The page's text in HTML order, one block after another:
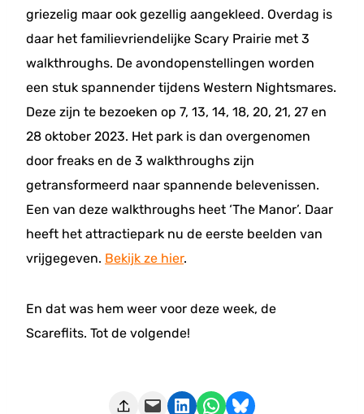
griezelig maar ook gezellig aangekleed. Overdag is
daar het familievriendelijke Scary Prairie met 3
walkthroughs. De avondopenstellingen worden
een stuk spannender tijdens Western Nightsmares.
Deze zijn te bezoeken op 7, 13, 14, 18, 20, 21, 27 en
28 oktober 2023. Het park is dan overgenomen
door freaks en de 3 walkthroughs zijn
getransformeerd naar spannende belevenissen.
Een van deze walkthroughs heet ‘The Manor’. Daar
heeft het attractiepark nu de eerste beelden van
vrijgegeven. Bekijk ze hier.
En dat was hem weer voor deze week, de
Scareflits. Tot de volgende!
Deze pagina e-mailen Delen op LinkedIn Delen via WhatsApp Share on Bluesky